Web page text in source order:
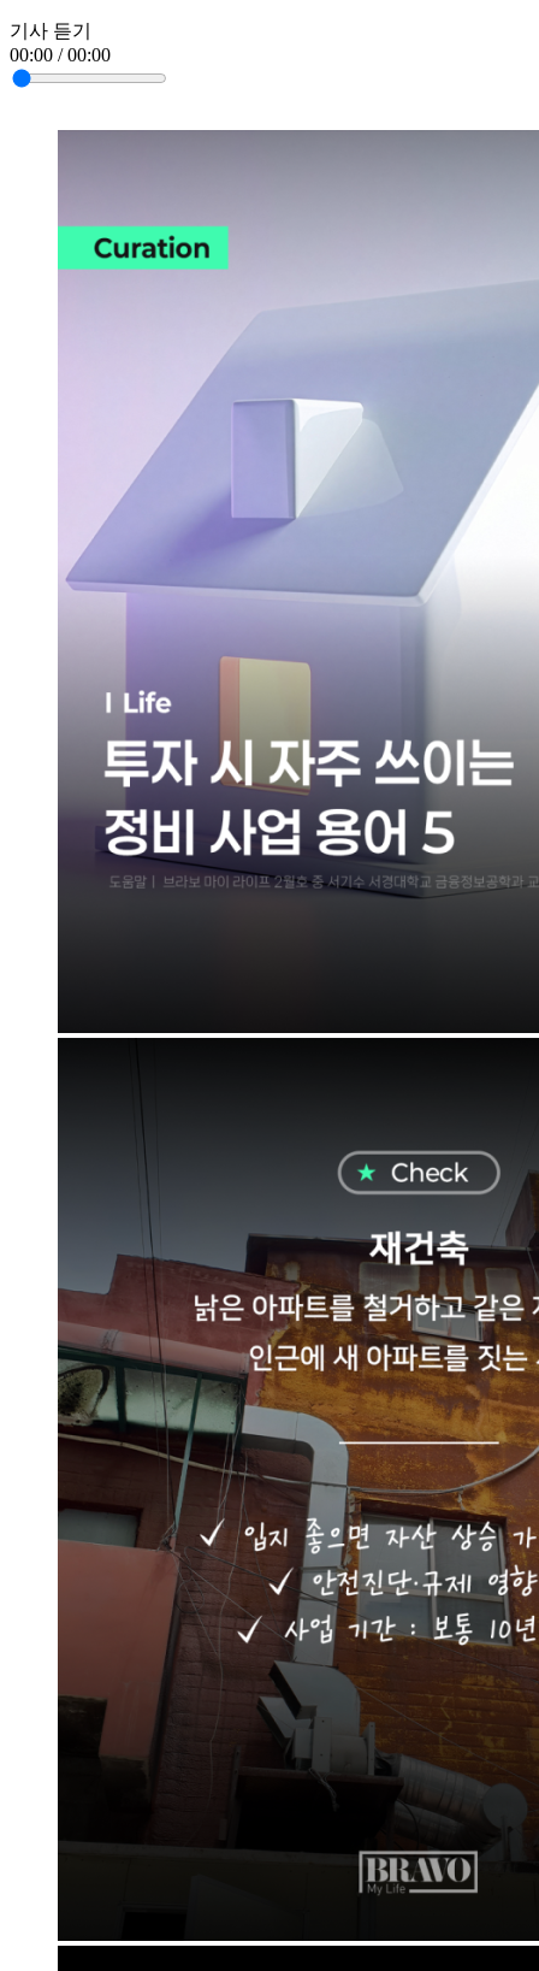
기사 듣기
00:00 / 00:00